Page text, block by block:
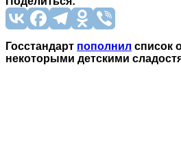
Госстандарт пополнил список
некоторыми детскими